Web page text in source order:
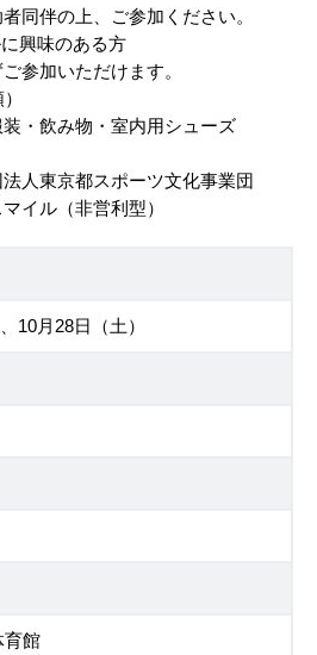
同伴の上、ご参加ください。
興味のある方
参加いただけます。
装・飲み物・室内用シューズ
人東京都スポーツ文化事業団
イル（非営利型）
10月28日（土）
館